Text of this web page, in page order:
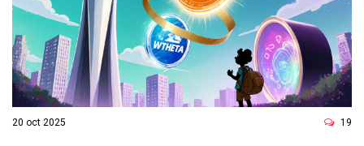
i
ó
n
20 oct 2025 19